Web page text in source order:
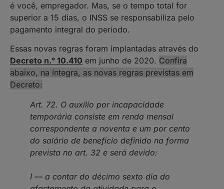
é você, empregador. Mas, se o tempo total for
superior a 15 dias, o INSS se responsabiliza pelo
pagamento integral do período.
Essas novas regras foram implantadas através do
Decreto n.° 10.410 em junho de 2020. Confira
abaixo, na íntegra, as novas regras previstas em
Decreto:
Art. 72. O auxílio por incapacidade
temporária consiste em renda mensal
correspondente a noventa e um por cento
do salário de benefício definido na forma
prevista no art. 32 e será devido:
I — a contar do décimo sexto dia do